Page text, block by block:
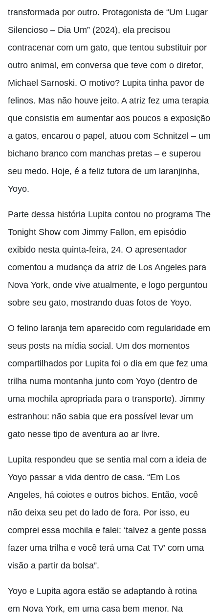
transformada por outro. Protagonista de “Um Lugar
Silencioso – Dia Um” (2024), ela precisou
contracenar com um gato, que tentou substituir por
outro animal, em conversa que teve com o diretor,
Michael Sarnoski. O motivo? Lupita tinha pavor de
felinos. Mas não houve jeito. A atriz fez uma terapia
que consistia em aumentar aos poucos a exposição
a gatos, encarou o papel, atuou com Schnitzel – um
bichano branco com manchas pretas – e superou
seu medo. Hoje, é a feliz tutora de um laranjinha,
Yoyo.
Parte dessa história Lupita contou no programa The
Tonight Show com Jimmy Fallon, em episódio
exibido nesta quinta-feira, 24. O apresentador
comentou a mudança da atriz de Los Angeles para
Nova York, onde vive atualmente, e logo perguntou
sobre seu gato, mostrando duas fotos de Yoyo.
O felino laranja tem aparecido com regularidade em
seus posts na mídia social. Um dos momentos
compartilhados por Lupita foi o dia em que fez uma
trilha numa montanha junto com Yoyo (dentro de
uma mochila apropriada para o transporte). Jimmy
estranhou: não sabia que era possível levar um
gato nesse tipo de aventura ao ar livre.
Lupita respondeu que se sentia mal com a ideia de
Yoyo passar a vida dentro de casa. “Em Los
Angeles, há coiotes e outros bichos. Então, você
não deixa seu pet do lado de fora. Por isso, eu
comprei essa mochila e falei: ‘talvez a gente possa
fazer uma trilha e você terá uma Cat TV’ com uma
visão a partir da bolsa”.
Yoyo e Lupita agora estão se adaptando à rotina
em Nova York, em uma casa bem menor. Na